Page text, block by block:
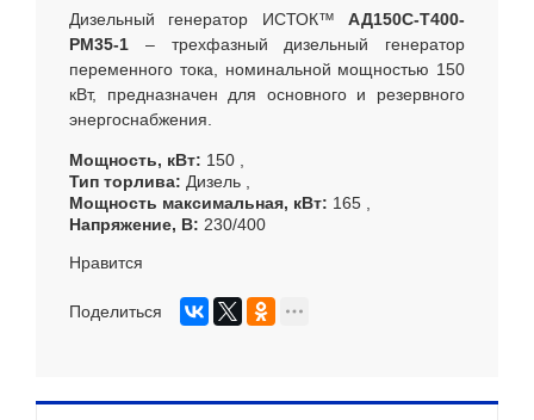
Дизельный генератор ИСТОК™ АД150С-Т400-
РМ35-1 – трехфазный дизельный генератор
переменного тока, номинальной мощностью 150
кВт, предназначен для основного и резервного
энергоснабжения.
Мощность, кВт
150
Тип торлива Дизель
Мощность максимальная, кВт
165
Напряжение, В 230/400
Нравится
Поделиться